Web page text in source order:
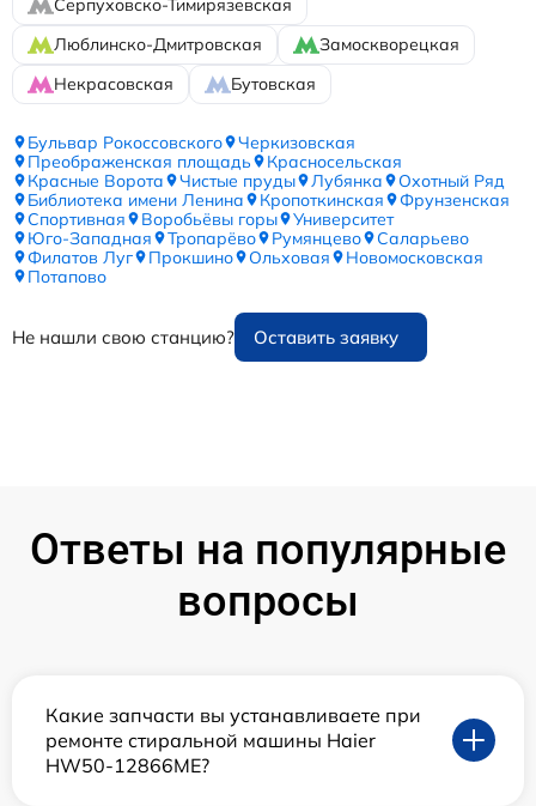
Серпуховско-Тимирязевская
Люблинско-Дмитровская
Замоскворецкая
Некрасовская
Бутовская
Бульвар Рокоссовского
Черкизовская
Преображенская площадь
Красносельская
Красные Ворота
Чистые пруды Лубянка
Охотный Ряд
Библиотека имени Ленина
Кропоткинская
Фрунзенская
Спортивная
Воробьёвы горы
Университет
Юго-Западная
Тропарёво Румянцево
Саларьево
Филатов Луг
Прокшино Ольховая
Новомосковская
Потапово
Не нашли свою станцию? Оставить заявку
Ответы на популярные
вопросы
Какие запчасти вы устанавливаете при
ремонте стиральной машины Haier
HW50-12866ME?